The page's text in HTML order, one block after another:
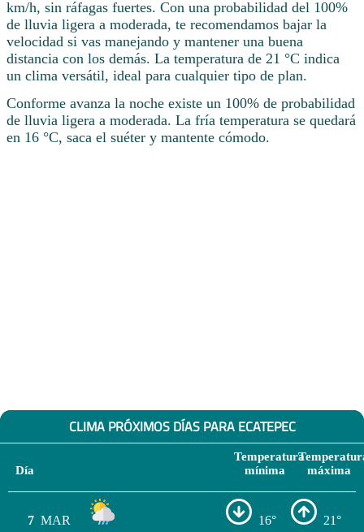
km/h, sin ráfagas fuertes. Con una probabilidad del 100%
de lluvia ligera a moderada, te recomendamos bajar la
velocidad si vas manejando y mantener una buena
distancia con los demás. La temperatura de 21 °C indica
un clima versátil, ideal para cualquier tipo de plan.
Conforme avanza la noche existe un 100% de probabilidad
de lluvia ligera a moderada. La fría temperatura se quedará
en 16 °C, saca el suéter y mantente cómodo.
CLIMA PRÓXIMOS DÍAS PARA ECATEPEC
Día
Temperatura
mínima
máxima
7 MAR 16° 21°